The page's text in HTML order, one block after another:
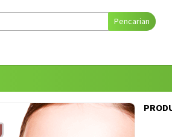
Pencarian